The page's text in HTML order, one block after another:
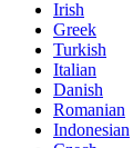
Irish
Greek
Turkish
Italian
Danish
Romanian
Indonesian